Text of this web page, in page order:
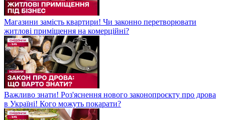
Магазини замість квартири! Чи законно перетворювати
житлові приміщення на комерційні?
Важливо знати! Роз'яснення нового законопроєкту про дрова
в Україні! Кого можуть покарати?